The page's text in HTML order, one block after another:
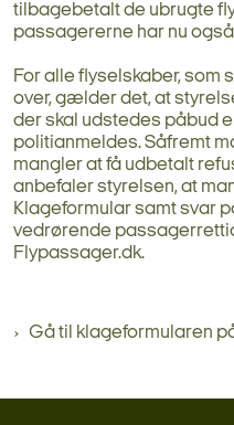
tilbagebetalt de ubrugte
passagererne har nu
For alle flyselskaber, som
over, gælder det, at
der skal udstedes påbud
politianmeldes. Såfremt
mangler at få udbetalt
anbefaler styrelsen, at
Klageformular samt svar
vedrørende
Flypassager.dk.
Gå til klageformularen